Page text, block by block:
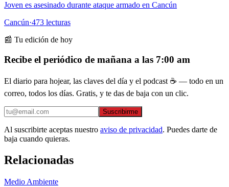
Joven es asesinado durante ataque armado en Cancún
Cancún·473 lecturas
📰 Tu edición de hoy
Recibe el periódico de mañana a las 7:00 am
El diario para hojear, las claves del día y el podcast ☕ — todo en un
correo, todos los días. Gratis, y te das de baja con un clic.
Suscribirme
Al suscribirte aceptas nuestro aviso de privacidad. Puedes darte de
baja cuando quieras.
Relacionadas
Medio Ambiente